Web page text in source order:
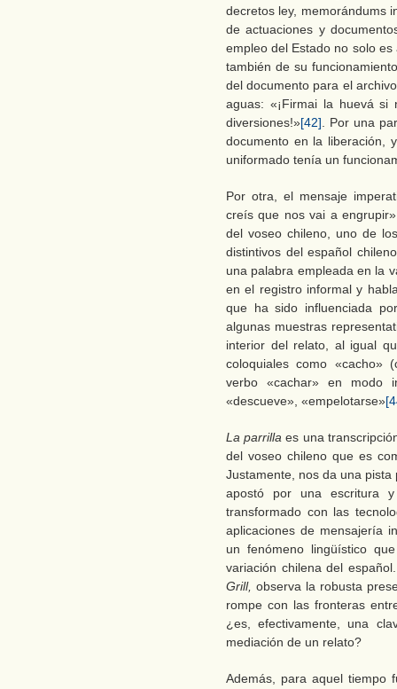
decretos ley, memorándums
de actuaciones y
empleo del Estado no solo
también de su
del documento para el
aguas: «¡Firmai la huevá
diversiones!»[42] . Por una
documento en la liberación,
uniformado tenía un
Por otra, el mensaje
creís que nos vai a engrupir»
del voseo chileno, uno de
distintivos del español
una palabra empleada en la
en el registro informal y
que ha sido influenciada
algunas muestras
interior del relato, al igual
coloquiales como «cacho»
verbo «cachar» en modo
«descueve», «empelotarse»
La parrillaes una
del voseo chileno que es
Justamente, nos da una
apostó por una escritura
transformado con las
aplicaciones de mensajería
un fenómeno lingüístico
variación chilena del
Grill, observa la robusta
rompe con las fronteras
¿es, efectivamente, una
mediación de un relato?
Además, para aquel tiempo